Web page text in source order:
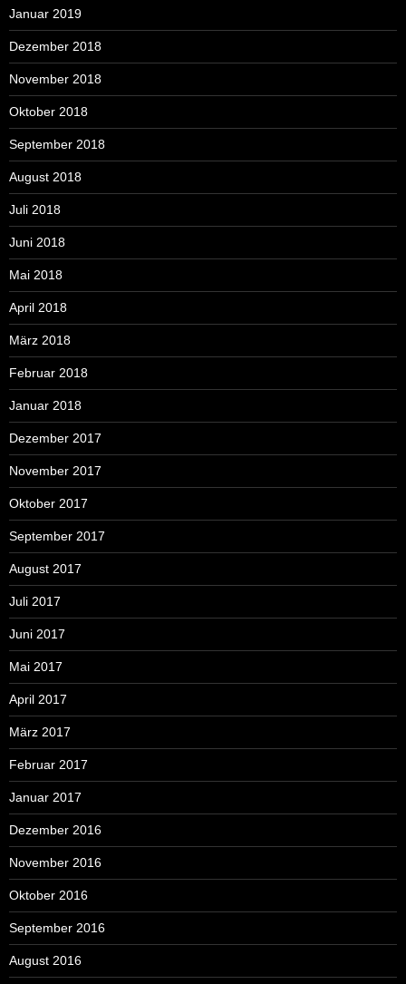
Januar 2019
Dezember 2018
November 2018
Oktober 2018
September 2018
August 2018
Juli 2018
Juni 2018
Mai 2018
April 2018
März 2018
Februar 2018
Januar 2018
Dezember 2017
November 2017
Oktober 2017
September 2017
August 2017
Juli 2017
Juni 2017
Mai 2017
April 2017
März 2017
Februar 2017
Januar 2017
Dezember 2016
November 2016
Oktober 2016
September 2016
August 2016